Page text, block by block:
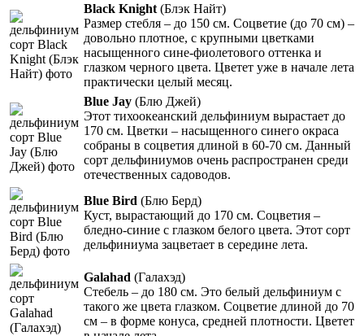
Black Knight (Блэк Найт)
Размер стебля – до 150 см. Соцветие (до 70 см) –
довольно плотное, с крупными цветками
насыщенного сине-фиолетового оттенка и
глазком черного цвета. Цветет уже в начале лета
практически целый месяц.
Blue Jay (Блю Джей)
Этот тихоокеанский дельфиниум вырастает до
170 см. Цветки – насыщенного синего окраса
собраны в соцветия длиной в 60-70 см. Данный
сорт дельфиниумов очень распространен среди
отечественных садоводов.
Blue Bird (Блю Берд)
Куст, вырастающий до 170 см. Соцветия –
бледно-синие с глазком белого цвета. Этот сорт
дельфиниума зацветает в середине лета.
Galahad (Галахэд)
Стебель – до 180 см. Это белый дельфиниум с
такого же цвета глазком. Соцветие длиной до 70
см – в форме конуса, средней плотности. Цветет